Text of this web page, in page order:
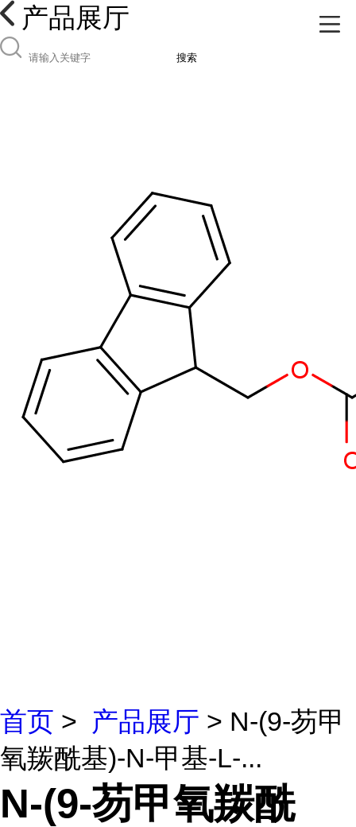
产品展厅
搜索
首页 > 产品展厅 > N-(9-芴甲
氧羰酰基)-N-甲基-L-...
N-(9-芴甲氧羰酰